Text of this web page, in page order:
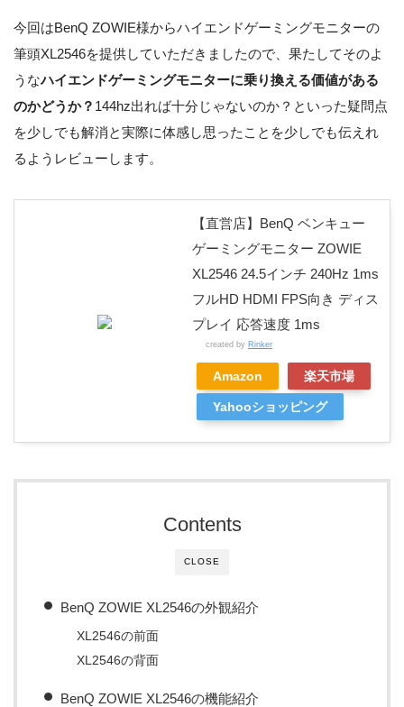
今回はBenQ ZOWIE様からハイエンドゲーミングモニターの
筆頭XL2546を提供していただきましたので、果たしてそのよ
うなハイエンドゲーミングモニターに乗り換える価値がある
のかどうか？ 144hz出れば十分じゃないのか？といった疑問点
を少しでも解消と実際に体感し思ったことを少しでも伝えれ
るようレビューします。
【直営店】BenQ ベンキュー
ゲーミングモニター ZOWIE
XL2546 24.5インチ 240Hz 1ms
フルHD HDMI FPS向き ディス
プレイ 応答速度 1ms
created by Rinker
Amazon 楽天市場
Yahooショッピング
CLOSE
Contents
BenQ ZOWIE XL2546の外観紹介
XL2546の前面
XL2546の背面
BenQ ZOWIE XL2546の機能紹介